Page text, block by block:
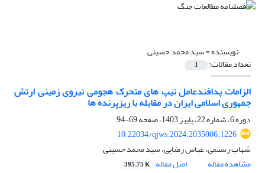
نویسنده =سید محمد حسینی
تعداد مقالات: 1
الزامات پدافندعامل تیپ های متحرک هجومی نیروی زمینی ارتش
جمهوری اسلامی ایران در مقابله با ریزپرنده ها
دوره 6، شماره 22، پاییز 1403، صفحه
69-94
10.22034/qjws.2024.2035006.1226
شهاب رستمی، عباس رضایی، سید محمد حسینی
مشاهده مقاله
اصل مقاله 395.75 K